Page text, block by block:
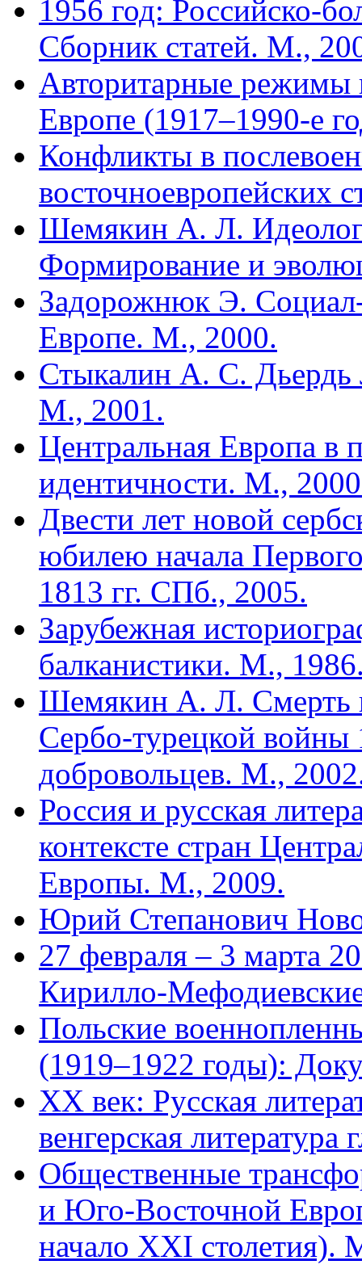
1956 год: Российско-
Сборник статей. М.,
Авторитарные режимы
Европе (1917–1990-е
Конфликты в
восточноевропейских
Шемякин А. Л.
Формирование и
Задорожнюк Э.
Европе. М., 2000.
Стыкалин А. С. Дьердь
М., 2001.
Центральная Европа в
идентичности. М.,
Двести лет новой
юбилею начала
1813 гг. СПб., 2005.
Зарубежная
балканистики. М.,
Шемякин А. Л. Смерть
Сербо-турецкой войны
добровольцев. М.,
Россия и русская
контексте стран
Европы. М., 2009.
Юрий Степанович
27 февраля – 3 марта
Кирилло-
Польские
(1919–1922 годы):
XX век: Русская
венгерская
Общественные
и Юго-Восточной
начало XXI столетия).